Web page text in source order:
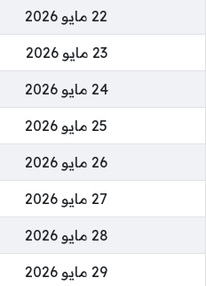
22 مايو 2026
23 مايو 2026
24 مايو 2026
25 مايو 2026
26 مايو 2026
27 مايو 2026
28 مايو 2026
29 مايو 2026